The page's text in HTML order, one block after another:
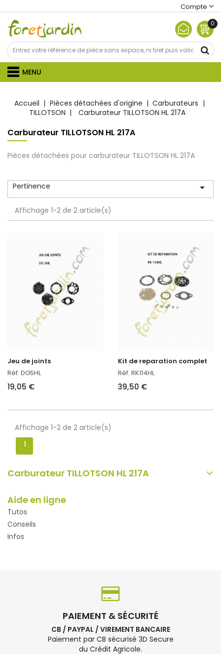
Compte
0
MENU
Accueil Pièces détachées d'origine
Carburateurs
TILLOTSON
Carburateur TILLOTSON HL 217A
Carburateur TILLOTSON HL 217A
Pièces détachées pour carburateur TILLOTSON HL 217A
Pertinence 
Affichage 1-2 de 2 article(s)
Jeu de joints
Réf. DG5HL
19,05 €
Kit de reparation complet
Réf. RK114HL
39,50 €
Affichage 1-2 de 2 article(s)
1
Carburateur TILLOTSON HL 217A
Aide en ligne
Tutos
Conseils
Infos
PAIEMENT & SÉCURITÉ
CB / PAYPAL / VIREMENT BANCAIRE
Paiement par CB sécurisé 3D Secure
du Crédit Agricole.